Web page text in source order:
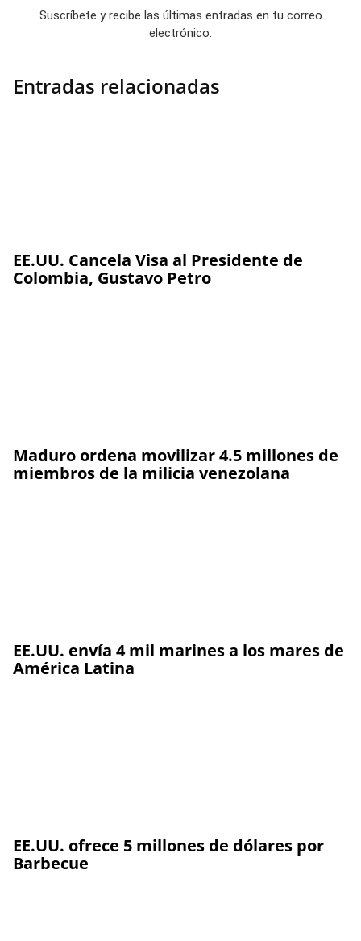
Suscríbete y recibe las últimas entradas en tu correo
electrónico.
Entradas relacionadas
EE.UU. Cancela Visa al Presidente de
Colombia, Gustavo Petro
Maduro ordena movilizar 4.5 millones de
miembros de la milicia venezolana
EE.UU. envía 4 mil marines a los mares de
América Latina
EE.UU. ofrece 5 millones de dólares por
Barbecue